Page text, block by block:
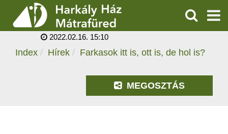
KERESÉS
FARKASOK ITT IS, OTT
IS, DE HOL IS?
2022.02.16. 15:10
Index Hírek Farkasok itt is, ott is, de hol is?
MEGOSZTÁS